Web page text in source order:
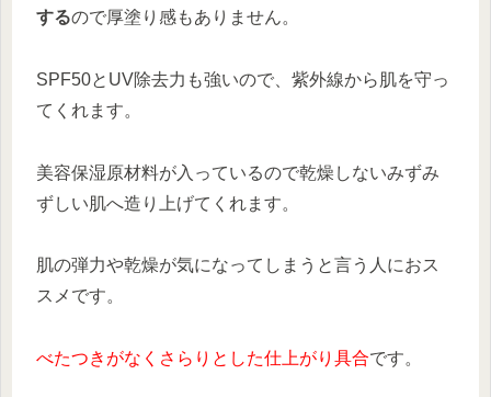
するので厚塗り感もありません。
SPF50とUV除去力も強いので、紫外線から肌を守っ
てくれます。
美容保湿原材料が入っているので乾燥しないみずみ
ずしい肌へ造り上げてくれます。
肌の弾力や乾燥が気になってしまうと言う人におス
スメです。
べたつきがなくさらりとした仕上がり具合です。